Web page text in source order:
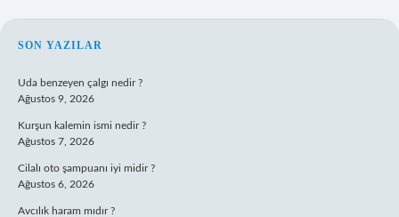
SIDEBAR
SON YAZILAR
Uda benzeyen çalgı nedir ?
Ağustos 9, 2026
Kurşun kalemin ismi nedir ?
Ağustos 7, 2026
Cilalı oto şampuanı iyi midir ?
Ağustos 6, 2026
Avcılık haram mıdır ?